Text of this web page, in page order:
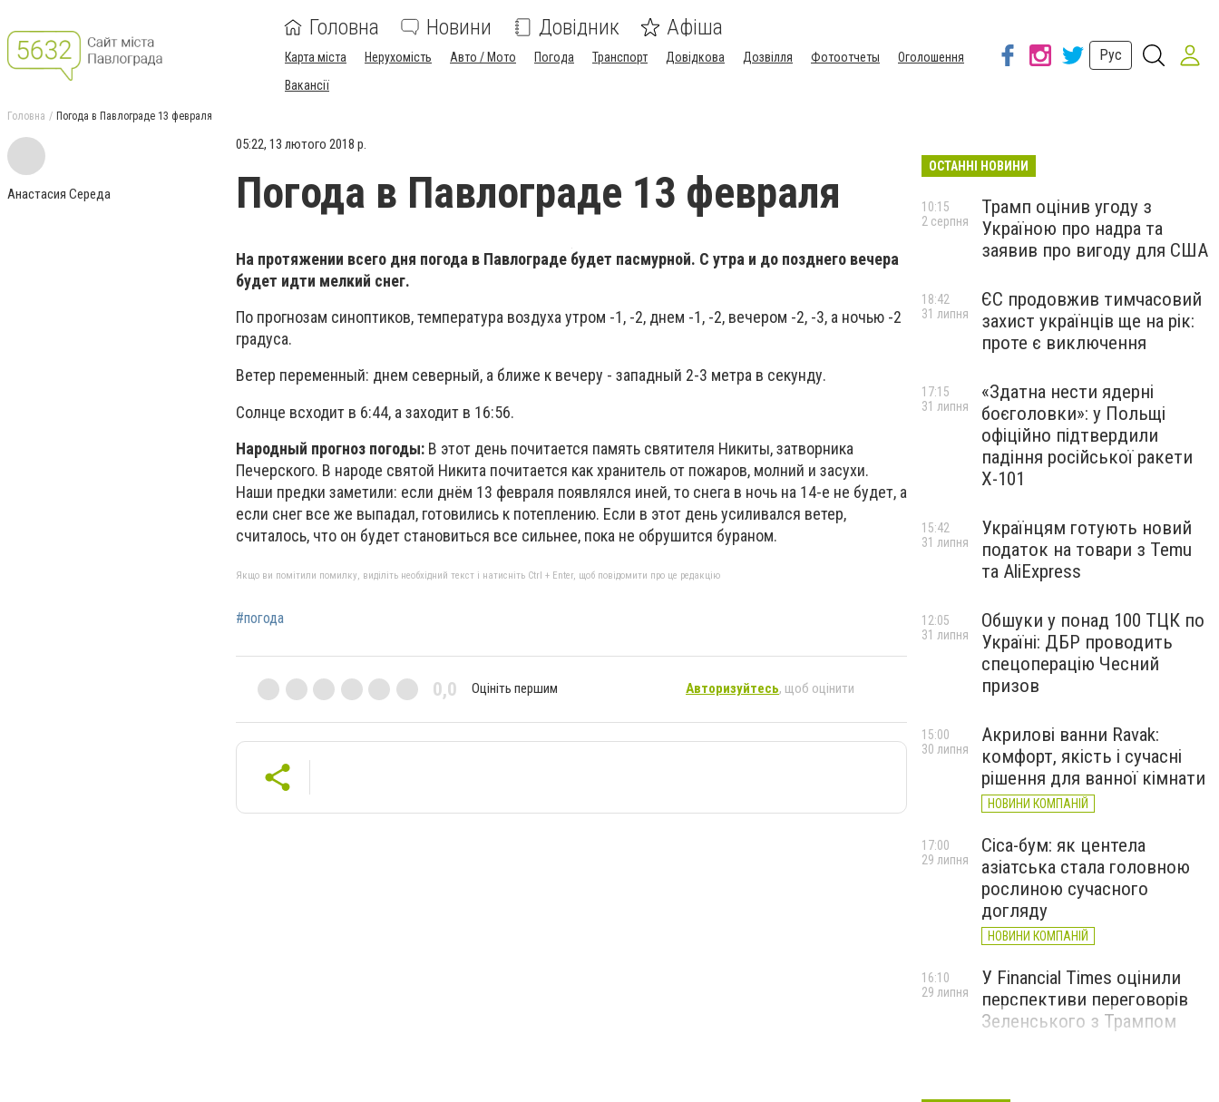
Головна Новини Довідник Афіша
Карта міста Нерухомість Авто / Мото Погода Транспорт Довідкова Дозвілля Фотоотчеты
Оголошення
Вакансії
Рус
Головна Погода в Павлограде 13 февраля
Анастасия Середа
05:22, 13 лютого 2018 р.
Погода в Павлограде 13 февраля
На протяжении всего дня погода в Павлограде будет пасмурной. С утра и до позднего вечера
будет идти мелкий снег.
По прогнозам синоптиков, температура воздуха утром -1, -2, днем -1, -2, вечером -2, -3, а ночью -2
градуса.
Ветер переменный: днем северный, а ближе к вечеру - западный 2-3 метра в секунду.
Солнце всходит в 6:44, а заходит в 16:56.
Народный прогноз погоды: В этот день почитается память святителя Никиты, затворника
Печерского. В народе святой Никита почитается как хранитель от пожаров, молний и засухи.
Наши предки заметили: если днём 13 февраля появлялся иней, то снега в ночь на 14-е не будет, а
если снег все же выпадал, готовились к потеплению. Если в этот день усиливался ветер,
считалось, что он будет становиться все сильнее, пока не обрушится бураном.
Якщо ви помітили помилку, виділіть необхідний текст і натисніть Ctrl + Enter, щоб повідомити про це редакцію
#погода
0,0 Оцініть першим Авторизуйтесь, щоб оцінити
ОСТАННІ НОВИНИ
Трамп оцінив угоду з
Україною про надра та
заявив про вигоду для США
10:15
2 серпня
ЄС продовжив тимчасовий
захист українців ще на рік:
проте є виключення
18:42
31 липня
«Здатна нести ядерні
боєголовки»: у Польщі
офіційно підтвердили
падіння російської ракети
Х-101
17:15
31 липня
Українцям готують новий
податок на товари з Temu
та AliExpress
15:42
31 липня
Обшуки у понад 100 ТЦК по
Україні: ДБР проводить
спецоперацію Чесний
призов
12:05
31 липня
Акрилові ванни Ravak:
комфорт, якість і сучасні
рішення для ванної кімнати
НОВИНИ КОМПАНІЙ
15:00
30 липня
Cica-бум: як центела
азіатська стала головною
рослиною сучасного
догляду
НОВИНИ КОМПАНІЙ
17:00
29 липня
У Financial Times оцінили
перспективи переговорів
Зеленського з Трампом
16:10
29 липня